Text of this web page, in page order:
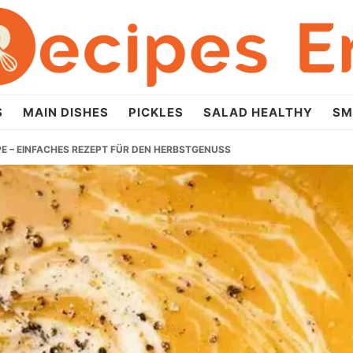
MAIN DISHES PICKLES SALAD HEALTHY
EINFACHES REZEPT FÜR DEN HERBSTGENUSS